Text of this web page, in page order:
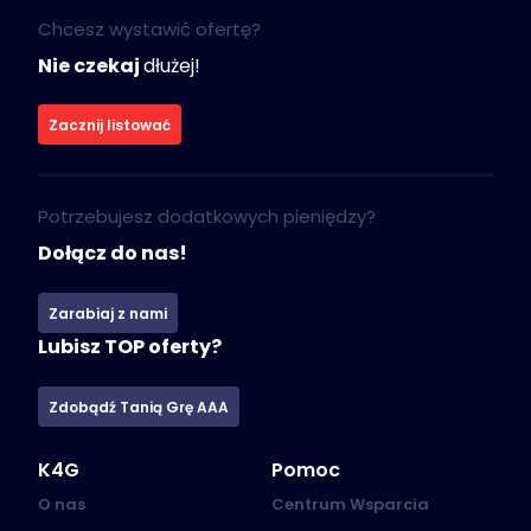
Chcesz wystawić ofertę?
Nie czekajdłużej!
Zacznij listować
Potrzebujesz dodatkowych pieniędzy?
Dołącz do nas!
Zarabiaj z nami
Lubisz TOP oferty?
Zdobądź Tanią Grę AAA
K4G
O nas
Pomoc
Centrum Wsparcia